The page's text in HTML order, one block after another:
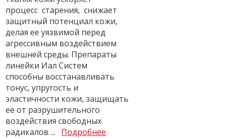
процесс старения, снижает
защитный потенциал кожи,
делая ее уязвимой перед
агрессивным воздействием
внешней среды. Препараты
линейки Иал Систем
способны восстанавливать
тонус, упругость и
эластичности кожи, защищать
её от разрушительного
воздействия свободных
радикалов ... Подробнее